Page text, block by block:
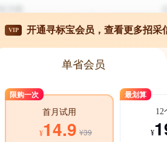
VIP 开通寻标宝会员，查看更多招采
单省会员
限购一次
首月试用
¥14.9 ¥39
最划算
12
¥